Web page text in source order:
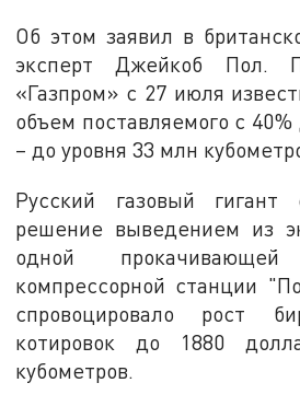
Об этом заявил в
эксперт Джейкоб Пол.
«Газпром» с 27 июля
объем поставляемого с
– до уровня 33 млн
Русский газовый гигант
решение выведением из
одной
компрессорной станции
спровоцировало рост
котировок до 1880
кубометров.